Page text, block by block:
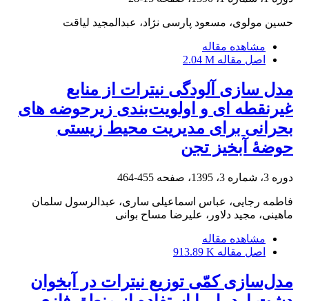
حسین مولوی، مسعود پارسی نژاد، عبدالمجید لیاقت
مشاهده مقاله
اصل مقاله 2.04 M
مدل ‏سازی آلودگی نیترات از منابع
غیر‌نقطه ‏ای و اولویت‌بندی زیرحوضه‏ های
بحرانی برای مدیریت محیط زیستی
حوضۀ آبخیز تجن
دوره 3، شماره 3، 1395، صفحه 455-464
فاطمه رجایی، عباس اسماعیلی ساری، عبدالرسول سلمان
ماهینی، مجید دلاور، علیرضا مساح بوانی
مشاهده مقاله
اصل مقاله 913.89 K
مدل‌‌‌سازی کمّی توزیع نیترات در آبخوان